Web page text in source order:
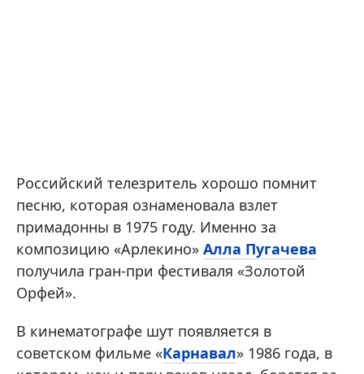
Российский телезритель хорошо помнит
песню, которая ознаменовала взлет
примадонны в 1975 году. Именно за
композицию «Арлекино» Алла Пугачева
получила гран-при фестиваля «Золотой
Орфей».
В кинематографе шут появляется в
советском фильме «Карнавал» 1986 года, в